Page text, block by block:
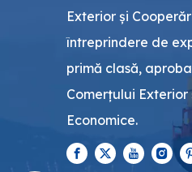
Exterior și
întreprindere de
primă clasă,
Comerțului Exterior
Economice.